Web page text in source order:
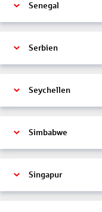
Senegal
Serbien
Seychellen
Simbabwe
Singapur